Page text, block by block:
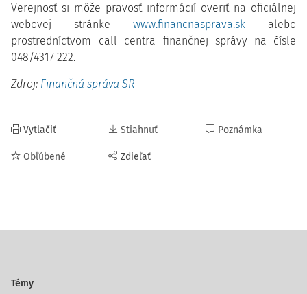
Verejnosť si môže pravosť informácií overiť na oficiálnej
webovej stránke www.financnasprava.sk alebo
prostredníctvom call centra finančnej správy na čísle
048/4317 222.
Zdroj: Finančná správa SR
Vytlačiť
Obľúbené
Stiahnuť
Zdieľať
Poznámka
Témy